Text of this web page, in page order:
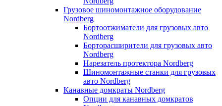
Грузовое шиномонтажное оборудование
Nordberg
Бортоотжиматели для грузовых авто
Nordberg
Борторасширители для грузовых авто
Nordberg
Нарезатель протектора Nordberg
Шиномонтажные станки для грузовых
авто Nordberg
Канавные домкраты Nordberg
Опции для канавных домкратов